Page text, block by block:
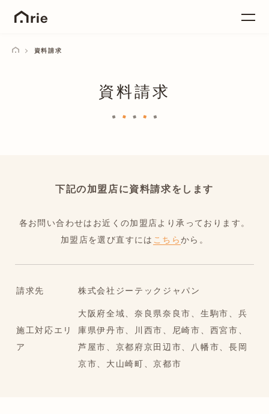
資料請求
資料請求
下記の加盟店に資料請求をします
各お問い合わせはお近くの加盟店より承っております。
加盟店を選び直すには こちらから。
請求先 株式会社ジーテックジャパン
施工対応エリ
ア
大阪府全域、奈良県奈良市、生駒市、兵
庫県伊丹市、川西市、尼崎市、西宮市、
芦屋市、京都府京田辺市、八幡市、長岡
京市、大山崎町、京都市